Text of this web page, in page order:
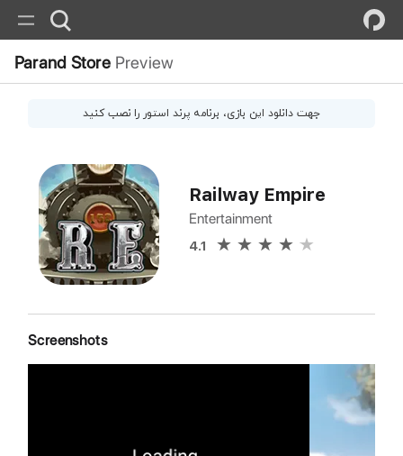
Parand Store Preview
جهت دانلود این بازی، برنامه پرند استور را نصب کنید
Railway Empire
Entertainment
4.1
Screenshots